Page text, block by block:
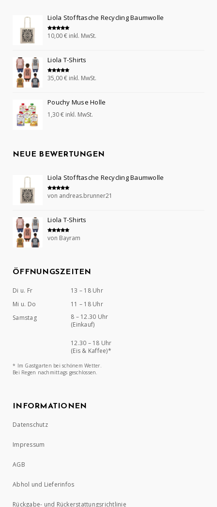
Liola Stofftasche Recycling Baumwolle
Bewertet mit
5.00
10,00€ inkl. MwSt.
Liola T-Shirts
Bewertet mit
5.00
35,00€ inkl. MwSt.
Pouchy Muse Holle
1,30€ inkl. MwSt.
NEUE BEWERTUNGEN
Liola Stofftasche Recycling Baumwolle
Bewertet mit
von andreas.brunner21
Liola T-Shirts
Bewertet mit
von Bayram
ÖFFNUNGSZEITEN
Di u. Fr
13 – 18 Uhr
Mi u. Do
11 – 18 Uhr
Samstag
8 – 12.30 Uhr
(Einkauf)
12.30 – 18 Uhr
(Eis & Kaffee)*
* Im Gastgarten bei schönem Wetter.
Bei Regen nachmittags geschlossen.
INFORMATIONEN
Datenschutz
Impressum
AGB
Abhol und Lieferinfos
Rückgabe- und Rückerstattungsrichtlinie